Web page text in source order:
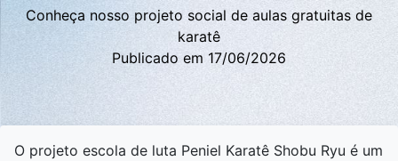
Conheça nosso projeto social de aulas gratuitas de
karatê
Publicado em 17/06/2026
O projeto escola de luta Peniel Karatê Shobu Ryu é um